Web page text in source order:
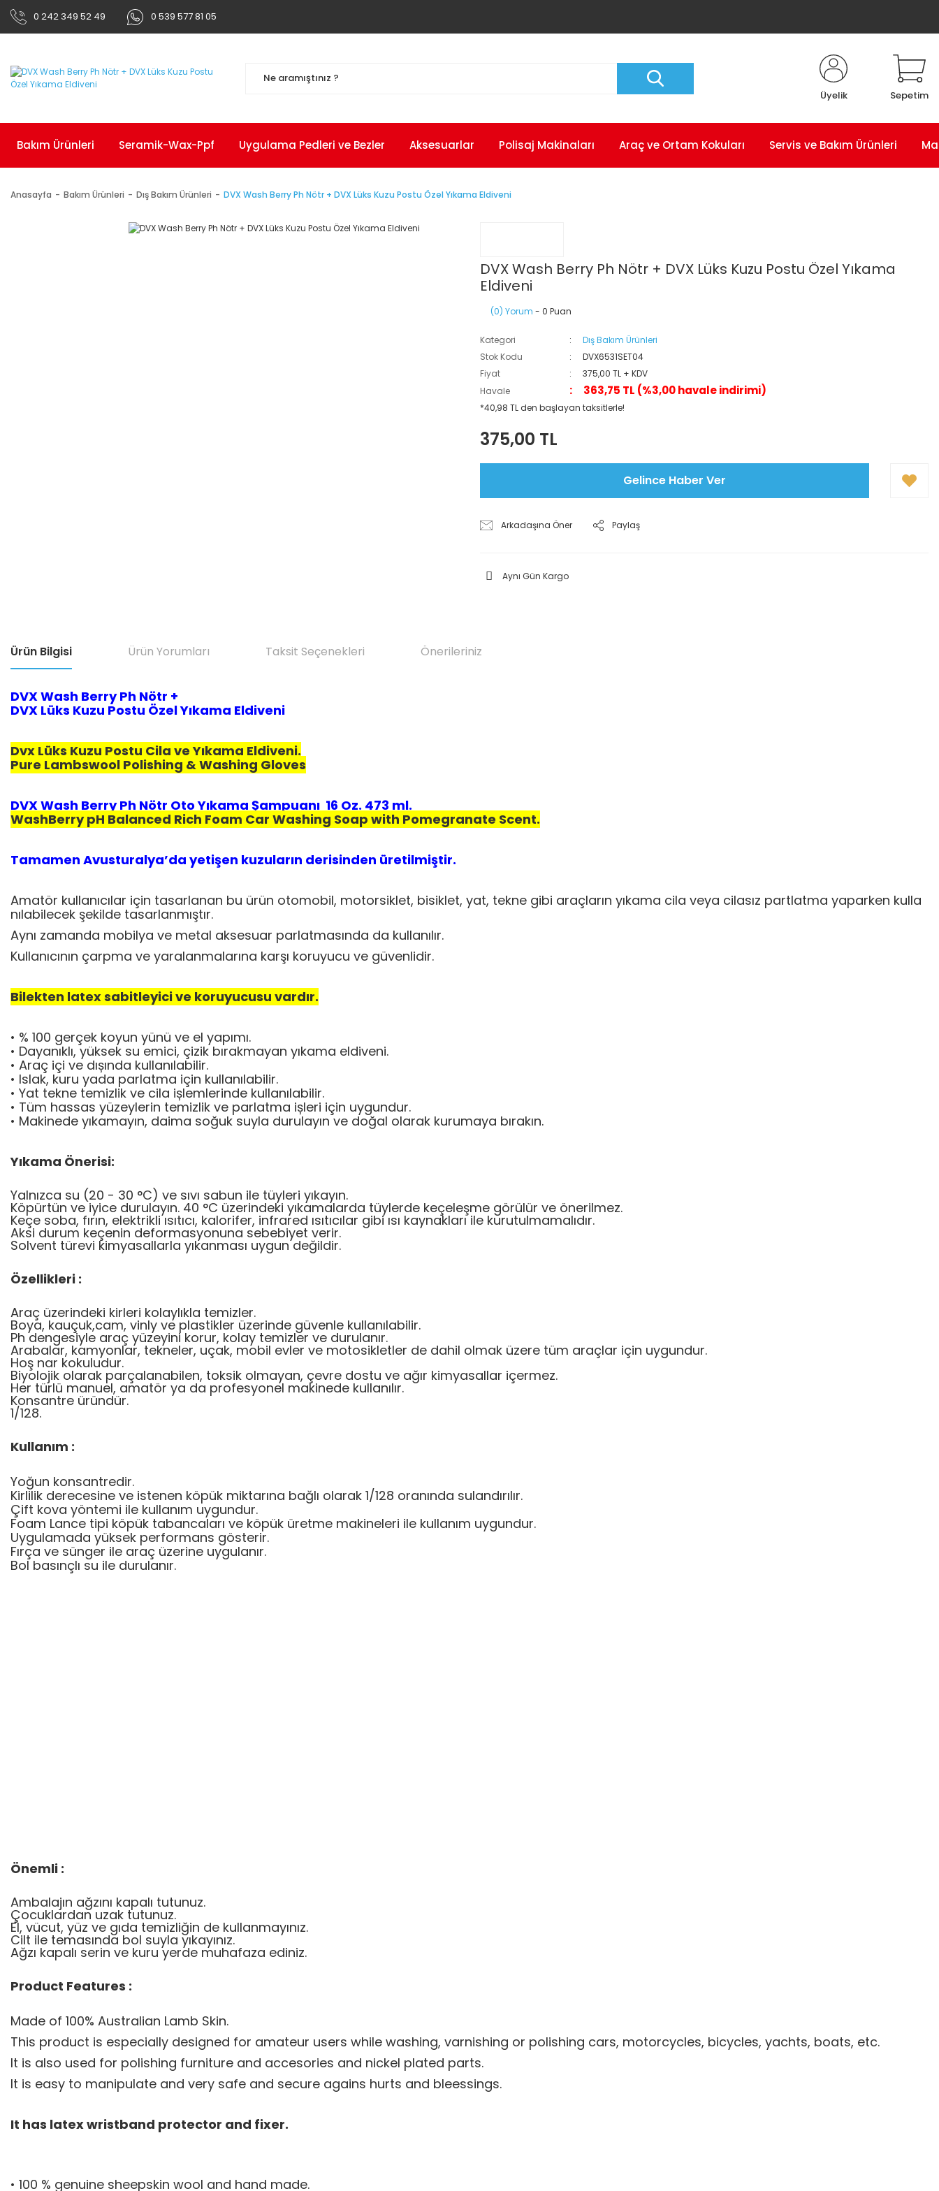
0 242 349 52 49 0 539 577 81 05
Üyelik Sepetim
Bakım Ürünleri Seramik-Wax-Ppf Uygulama Pedleri ve Bezler Aksesuarlar Polisaj Makinaları Araç ve Ortam Kokuları Servis ve Bakım Ürünleri
Anasayfa Bakım Ürünleri Dış Bakım Ürünleri DVX Wash Berry Ph Nötr + DVX Lüks Kuzu Postu Özel Yıkama Eldiveni
DVX Wash Berry Ph Nötr + DVX Lüks Kuzu Postu Özel Yıkama
Eldiveni
(0) Yorum - 0 Puan
Kategori
Dış Bakım Ürünleri
Stok Kodu
DVX6531SET04
Fiyat
375,00 TL + KDV
Havale
363,75 TL (%3,00 havale indirimi)
*40,98 TL den başlayan taksitlerle!
375,00 TL
Gelince Haber Ver
Arkadaşına Öner Paylaş
Aynı Gün Kargo
Ürün Bilgisi Ürün Yorumları Taksit Seçenekleri Önerileriniz
DVX Wash Berry Ph Nötr +
DVX Lüks Kuzu Postu Özel Yıkama Eldiveni
Dvx Lüks Kuzu Postu Cila ve Yıkama Eldiveni.
Pure Lambswool Polishing & Washing Gloves
DVX Wash Berry Ph Nötr Oto Yıkama Şampuanı 16 Oz. 473 ml.
WashBerry pH Balanced Rich Foam Car Washing Soap with Pomegranate Scent.
Tamamen Avusturalya’da yetişen kuzuların derisinden üretilmiştir.
Amatör kullanıcılar için tasarlanan bu ürün otomobil, motorsiklet, bisiklet, yat, tekne gibi araçların yıkama cila veya cilasız partlatma yaparken kulla
nılabilecek şekilde tasarlanmıştır.
Aynı zamanda mobilya ve metal aksesuar parlatmasında da kullanılır.
Kullanıcının çarpma ve yaralanmalarına karşı koruyucu ve güvenlidir.
Bilekten latex sabitleyici ve koruyucusu vardır.
• % 100 gerçek koyun yünü ve el yapımı.
• Dayanıklı, yüksek su emici, çizik bırakmayan yıkama eldiveni.
• Araç içi ve dıșında kullanılabilir.
• Islak, kuru yada parlatma için kullanılabilir.
• Yat tekne temizlik ve cila ișlemlerinde kullanılabilir.
• Tüm hassas yüzeylerin temizlik ve parlatma ișleri için uygundur.
• Makinede yıkamayın, daima soğuk suyla durulayın ve doğal olarak kurumaya bırakın.
Yıkama Önerisi:
Yalnızca su (20 - 30 °C) ve sıvı sabun ile tüyleri yıkayın.
Köpürtün ve iyice durulayın. 40 °C üzerindeki yıkamalarda tüylerde keçeleşme görülür ve önerilmez.
Keçe soba, fırın, elektrikli ısıtıcı, kalorifer, infrared ısıtıcılar gibi ısı kaynakları ile kurutulmamalıdır.
Aksi durum keçenin deformasyonuna sebebiyet verir.
Solvent türevi kimyasallarla yıkanması uygun değildir.
Özellikleri :
Araç üzerindeki kirleri kolaylıkla temizler.
Boya, kauçuk,cam, vinly ve plastikler üzerinde güvenle kullanılabilir.
Ph dengesiyle araç yüzeyini korur, kolay temizler ve durulanır.
Arabalar, kamyonlar, tekneler, uçak, mobil evler ve motosikletler de dahil olmak üzere tüm araçlar için uygundur.
Hoş nar kokuludur.
Biyolojik olarak parçalanabilen, toksik olmayan, çevre dostu ve ağır kimyasallar içermez.
Her türlü manuel, amatör ya da profesyonel makinede kullanılır.
Konsantre üründür.
1/128.
Kullanım :
Yoğun konsantredir.
Kirlilik derecesine ve istenen köpük miktarına bağlı olarak 1/128 oranında sulandırılır.
Çift kova yöntemi ile kullanım uygundur.
Foam Lance tipi köpük tabancaları ve köpük üretme makineleri ile kullanım uygundur.
Uygulamada yüksek performans gösterir.
Fırça ve sünger ile araç üzerine uygulanır.
Bol basınçlı su ile durulanır.
Önemli :
Ambalajın ağzını kapalı tutunuz.
Çocuklardan uzak tutunuz.
El, vücut, yüz ve gıda temizliğin de kullanmayınız.
Cilt ile temasında bol suyla yıkayınız.
Ağzı kapalı serin ve kuru yerde muhafaza ediniz.
Product Features :
Made of 100% Australian Lamb Skin.
This product is especially designed for amateur users while washing, varnishing or polishing cars, motorcycles, bicycles, yachts, boats, etc.
It is also used for polishing furniture and accesories and nickel plated parts.
It is easy to manipulate and very safe and secure agains hurts and bleessings.
It has latex wristband protector and fixer.
• 100 % genuine sheepskin wool and hand made.